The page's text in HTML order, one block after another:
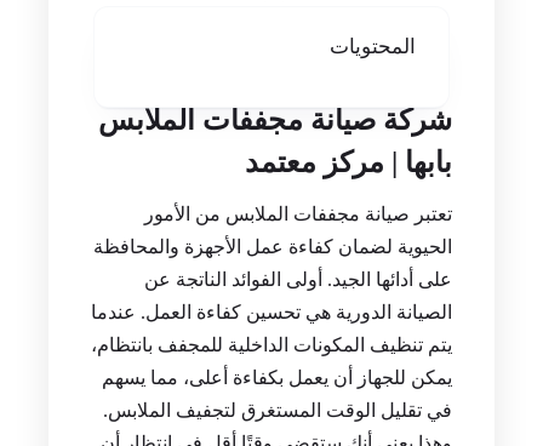
المحتويات
شركة صيانة مجففات الملابس
بابها | مركز معتمد
تعتبر صيانة مجففات الملابس من الأمور
الحيوية لضمان كفاءة عمل الأجهزة والمحافظة
على أدائها الجيد. أولى الفوائد الناتجة عن
الصيانة الدورية هي تحسين كفاءة العمل. عندما
يتم تنظيف المكونات الداخلية للمجفف بانتظام،
يمكن للجهاز أن يعمل بكفاءة أعلى، مما يسهم
في تقليل الوقت المستغرق لتجفيف الملابس.